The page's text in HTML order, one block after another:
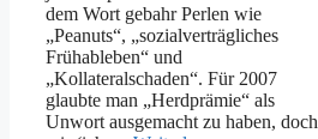
dem Wort gebahr Perlen wie
„Peanuts“, „sozialverträgliches
Frühableben“ und
„Kollateralschaden“. Für 2007
glaubte man „Herdprämie“ als
Unwort ausgemacht zu haben, doch